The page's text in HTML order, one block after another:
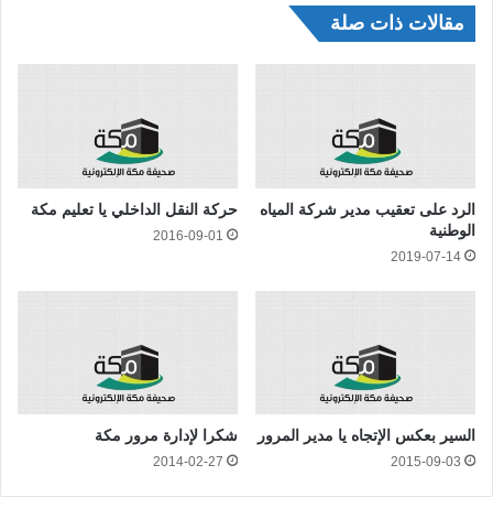
مقالات ذات صلة
الرد على تعقيب مدير شركة المياه
الوطنية
2019-07-14
حركة النقل الداخلي يا تعليم مكة
2016-09-01
السير بعكس الإتجاه يا مدير المرور
2015-09-03
شكرا لإدارة مرور مكة
2014-02-27